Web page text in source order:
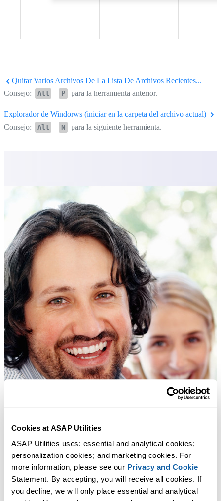
Cookies at ASAP Utilities
ASAP Utilities uses: essential and analytical cookies;
personalization cookies; and marketing cookies. For
more information, please see our Privacy and Cookie
Statement. By accepting, you will receive all cookies. If
you decline, we will only place essential and analytical
Quitar Varios Archivos De La Lista De Archivos Recientes...
Consejo:
Alt + P para la herramienta anterior.
Explorador de Windorws (iniciar en la carpeta del archivo actual)
Consejo:
Alt + N para la siguiente herramienta.